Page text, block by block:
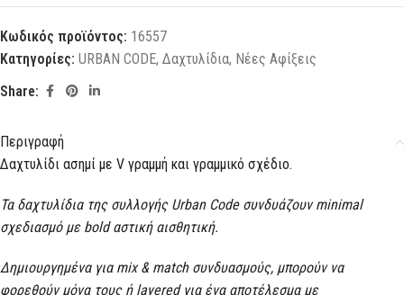
Κωδικός προϊόντος: 16557
Κατηγορίες: URBAN CODE, Δαχτυλίδια, Νέες Αφίξεις
Share:
Περιγραφή
Δαχτυλίδι ασημί με V γραμμή και γραμμικό σχέδιο.
Τα δαχτυλίδια της συλλογής Urban Code συνδυάζουν minimal
σχεδιασμό με bold αστική αισθητική.
Δημιουργημένα για mix & match συνδυασμούς, μπορούν να
φορεθούν μόνα τους ή layered για ένα αποτέλεσμα με